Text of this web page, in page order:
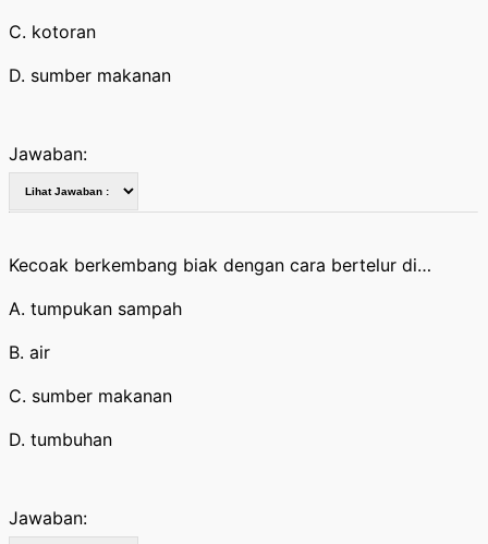
C. kotoran
D. sumber makanan
Jawaban:
Kecoak berkembang biak dengan cara bertelur di…
A. tumpukan sampah
B. air
C. sumber makanan
D. tumbuhan
Jawaban: